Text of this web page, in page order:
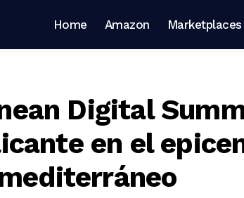
Home Amazon Marketplaces
Digital
en el